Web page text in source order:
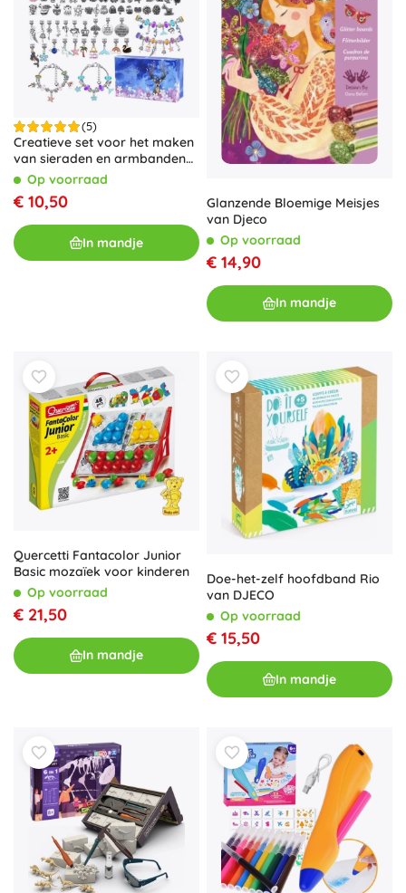
(5)
Creatieve set voor het maken
van sieraden en armbanden
voor kinderen
Op voorraad
€ 10,50
In mandje
Glanzende Bloemige Meisjes
van Djeco
Op voorraad
€ 14,90
In mandje
Quercetti Fantacolor Junior
Basic mozaïek voor kinderen
Op voorraad
€ 21,50
In mandje
Doe-het-zelf hoofdband Rio
van DJECO
Op voorraad
€ 15,50
In mandje